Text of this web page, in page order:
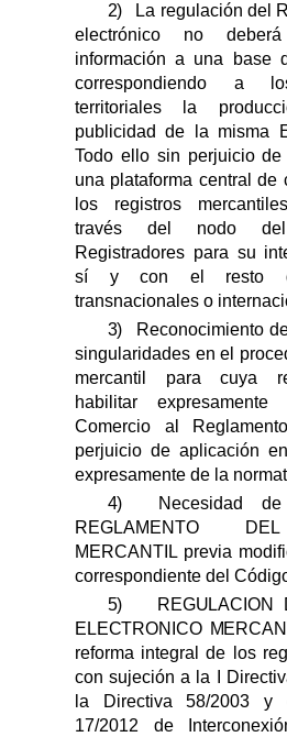
2)
La regulación del
electrónico no
información a una base
correspondiendo a
territoriales la
publicidad de la misma
Todo ello sin perjuicio
una plataforma central de
los registros
través del nodo
Registradores para su
sí y con el resto
transnacionales o
3)
Reconocimiento
singularidades en el
mercantil para cuya
habilitar
Comercio al
perjuicio de aplicación
expresamente de la
4)
Necesidad
REGLAMENTO
MERCANTIL previa
correspondiente del
5)
REGULACION
ELECTRONICO
reforma integral de los
con sujeción a la
I
la Directiva 58/2003 y
17/2012 de